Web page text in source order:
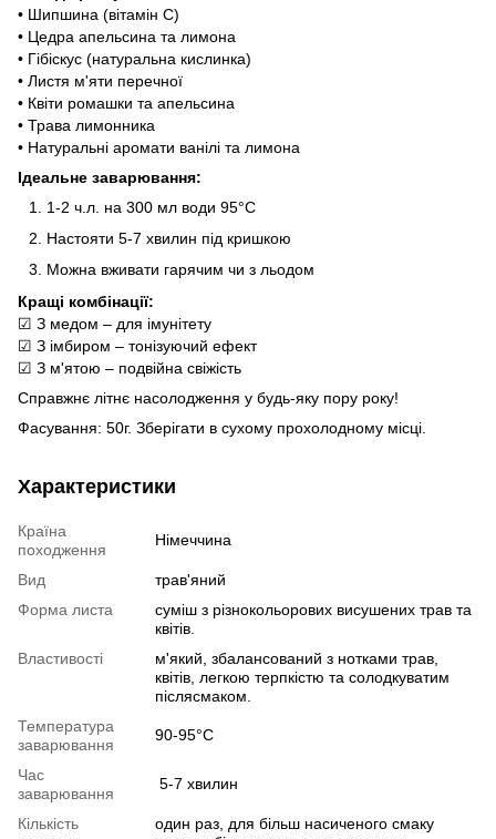
• Шипшина (вітамін С)
• Цедра апельсина та лимона
• Гібіскус (натуральна кислинка)
• Листя м'яти перечної
• Квіти ромашки та апельсина
• Трава лимонника
• Натуральні аромати ванілі та лимона
Ідеальне заварювання:
1-2 ч.л. на 300 мл води 95°C
Настояти 5-7 хвилин під кришкою
Можна вживати гарячим чи з льодом
Кращі комбінації:
☑ З медом – для імунітету
☑ З імбиром – тонізуючий ефект
☑ З м'ятою – подвійна свіжість
Справжнє літнє насолодження у будь-яку пору року!
Фасування: 50г. Зберігати в сухому прохолодному місці.
Характеристики
Країна
походження
Німеччина
Вид
трав'яний
Форма листа
суміш з різнокольорових висушених трав та
квітів.
Властивості
м'який, збалансований з нотками трав,
квітів, легкою терпкістю та солодкуватим
післясмаком.
Температура
заварювання
90-95°C
Час
заварювання
5-7 хвилин
Кількість
один раз, для більш насиченого смаку